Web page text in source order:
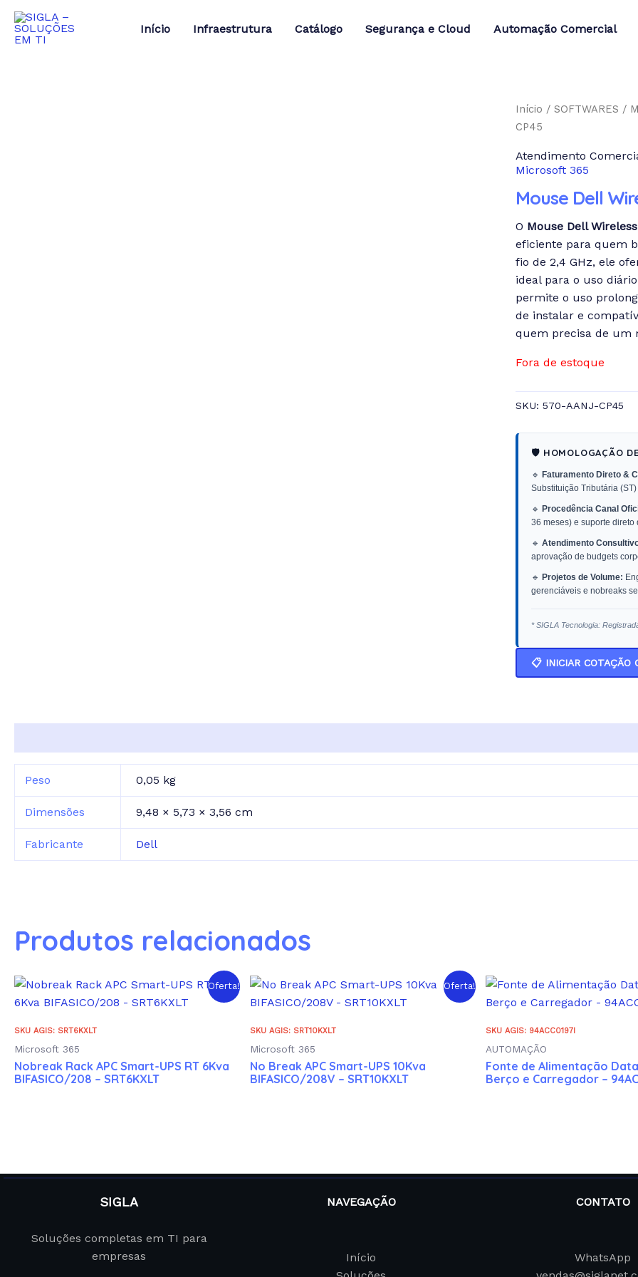
para
Início Infraestrutura Catálogo Segurança e Cloud Automação Comercial
Início /SOFTWARES /
CP45
Atendimento
Microsoft 365
Mouse Dell
O Mouse Dell
eficiente para quem
fio de 2,4 GHz, ele
ideal para o uso
permite o uso
de instalar e
quem precisa de um
Fora de estoque
SKU:570-AANJ-CP45
🛡️ HOMOLOGAÇÃO
🔹 Faturamento Direto &
Substituição Tributária
🔹 Procedência Canal
36 meses) e suporte
🔹Atendimento
aprovação de budgets
🔹 Projetos de Volume:
gerenciáveis e nobreaks
* SIGLA Tecnologia:
📋 INICIAR COTAÇÃO
Peso 0,05 kg
Dimensões 9,48 × 5,73 × 3,56 cm
Fabricante Dell
Produtos relacionados
Oferta!
SKU AGIS: SRT6KXLT
Microsoft 365
Nobreak Rack APC Smart-UPS RT 6Kva
BIFASICO/208 – SRT6KXLT
Oferta!
SKU AGIS: SRT10KXLT
Microsoft 365
No Break APC Smart-UPS 10Kva
BIFASICO/208V – SRT10KXLT
SKU AGIS: 94ACC0197I
AUTOMAÇÃO
Fonte de Alimentação
Berço e Carregador –
SIGLA
Soluções completas em TI para
empresas
NAVEGAÇÃO
Início
CONTATO
WhatsApp